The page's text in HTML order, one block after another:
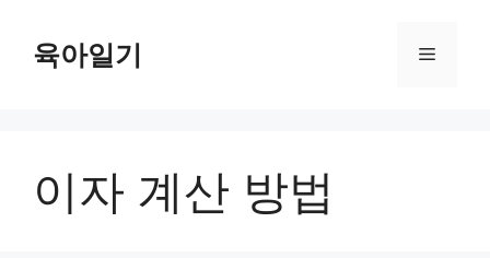
육아일기 메
이자 계산 방법